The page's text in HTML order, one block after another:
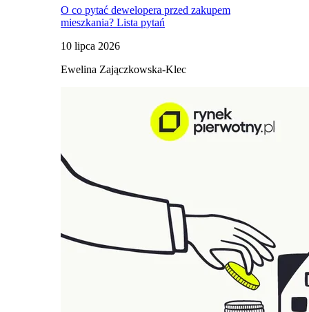
O co pytać dewelopera przed zakupem
mieszkania? Lista pytań
10 lipca 2026
Ewelina Zajączkowska-Klec